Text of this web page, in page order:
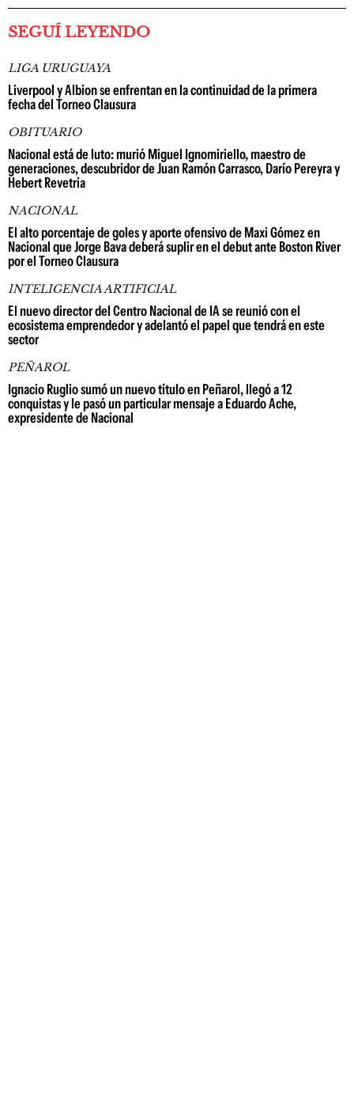
SEGUÍ LEYENDO
LIGA URUGUAYA
Liverpool y Albion se enfrentan en la continuidad de la primera
fecha del Torneo Clausura
OBITUARIO
Nacional está de luto: murió Miguel Ignomiriello, maestro de
generaciones, descubridor de Juan Ramón Carrasco, Darío Pereyra y
Hebert Revetria
NACIONAL
El alto porcentaje de goles y aporte ofensivo de Maxi Gómez en
Nacional que Jorge Bava deberá suplir en el debut ante Boston River
por el Torneo Clausura
INTELIGENCIA ARTIFICIAL
El nuevo director del Centro Nacional de IA se reunió con el
ecosistema emprendedor y adelantó el papel que tendrá en este
sector
PEÑAROL
Ignacio Ruglio sumó un nuevo título en Peñarol, llegó a 12
conquistas y le pasó un particular mensaje a Eduardo Ache,
expresidente de Nacional